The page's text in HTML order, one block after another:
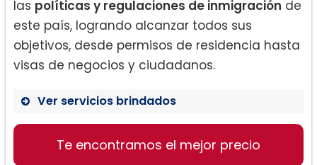
las políticas y regulaciones de inmigración de
este país, logrando alcanzar todos sus
objetivos, desde permisos de residencia hasta
visas de negocios y ciudadanos.
Ver servicios brindados
Deportación:
Te encontramos el mejor precio